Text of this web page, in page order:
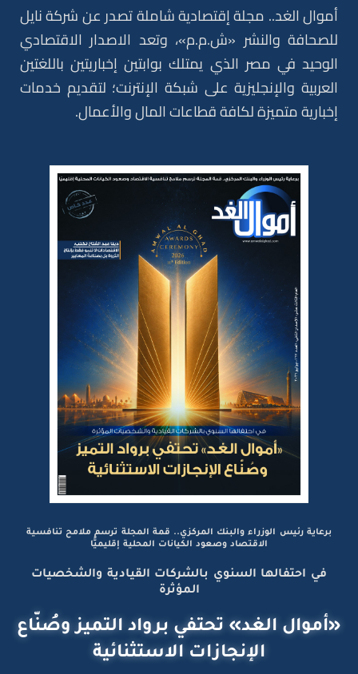
أموال الغد.. مجلة إقتصادية شاملة تصدر عن شركة نايل
للصحافة والنشر «ش.م.م»، وتعد الاصدار الاقتصادي
الوحيد في مصر الذي يمتلك بوابتين إخباريتين باللغتين
العربية والإنجليزية على شبكة الإنترنت؛ لتقديم خدمات
إخبارية متميزة لكافة قطاعات المال والأعمال.
برعاية رئيس الوزراء والبنك المركزي.. قمة المجلة ترسم ملامح تنافسية
الاقتصاد وصعود الكيانات المحلية إقليميًّا
في احتفالها السنوي بالشركات القيادية والشخصيات
المؤثرة
«أموال الغد» تحتفي برواد التميز وصُنّاع
الإنجازات الاستثنائية